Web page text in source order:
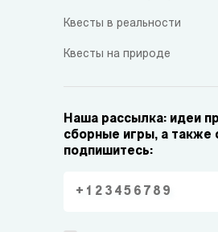
Квесты в реальности
Квесты на природе
Наша рассылка: идеи
сборные игры, а также
подпишитесь: